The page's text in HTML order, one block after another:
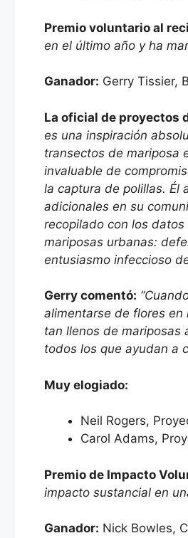
Premio voluntario al
en el último año y ha
Ganador: Gerry Tissier,
La oficial de proyectos
es una inspiración
transectos de mariposa
invaluable de
la captura de polillas. Él
adicionales en su
recopilado con los
mariposas urbanas:
entusiasmo infeccioso
Gerry comentó:
alimentarse de flores
tan llenos de mariposas
todos los que ayudan a
Muy elogiado:
Neil Rogers,
Carol Adams,
Premio de Impacto
impacto sustancial en
Ganador: Nick Bowles,